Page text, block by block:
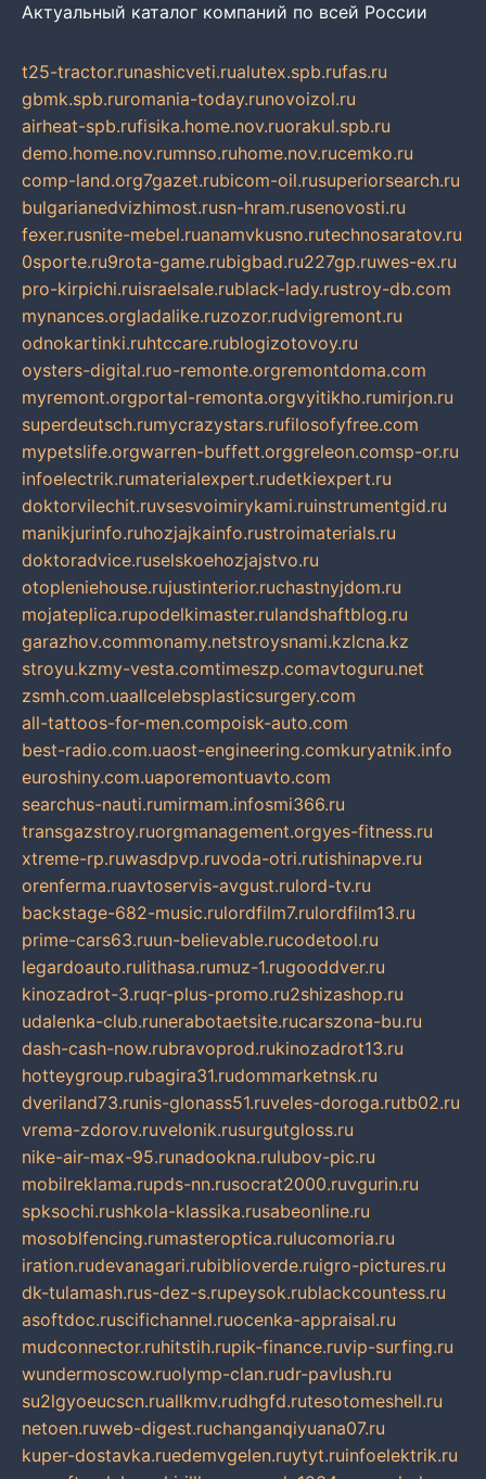
Актуальный каталог компаний по всей России
t25-tractor.runashicveti.rualutex.spb.rufas.ru
gbmk.spb.ruromania-today.runovoizol.ru
airheat-spb.rufisika.home.nov.ruorakul.spb.ru
demo.home.nov.rumnso.ruhome.nov.rucemko.ru
comp-land.org7gazet.rubicom-oil.rusuperiorsearch.ru
bulgarianedvizhimost.rusn-hram.rusenovosti.ru
fexer.rusnite-mebel.ruanamvkusno.rutechnosaratov.ru
0sporte.ru9rota-game.rubigbad.ru227gp.ruwes-ex.ru
pro-kirpichi.ruisraelsale.rublack-lady.rustroy-db.com
mynances.orgladalike.ruzozor.rudvigremont.ru
odnokartinki.ruhtccare.rublogizotovoy.ru
oysters-digital.ruo-remonte.orgremontdoma.com
myremont.orgportal-remonta.orgvyitikho.rumirjon.ru
superdeutsch.rumycrazystars.rufilosofyfree.com
mypetslife.orgwarren-buffett.orggreleon.comsp-or.ru
infoelectrik.rumaterialexpert.rudetkiexpert.ru
doktorvilechit.ruvsesvoimirykami.ruinstrumentgid.ru
manikjurinfo.ruhozjajkainfo.rustroimaterials.ru
doktoradvice.ruselskoehozjajstvo.ru
otopleniehouse.rujustinterior.ruchastnyjdom.ru
mojateplica.rupodelkimaster.rulandshaftblog.ru
garazhov.commonamy.netstroysnami.kzlcna.kz
stroyu.kzmy-vesta.comtimeszp.comavtoguru.net
zsmh.com.uaallcelebsplasticsurgery.com
all-tattoos-for-men.compoisk-auto.com
best-radio.com.uaost-engineering.comkuryatnik.info
euroshiny.com.uaporemontuavto.com
searchus-nauti.rumirmam.infosmi366.ru
transgazstroy.ruorgmanagement.orgyes-fitness.ru
xtreme-rp.ruwasdpvp.ruvoda-otri.rutishinapve.ru
orenferma.ruavtoservis-avgust.rulord-tv.ru
backstage-682-music.rulordfilm7.rulordfilm13.ru
prime-cars63.ruun-believable.rucodetool.ru
legardoauto.rulithasa.rumuz-1.rugooddver.ru
kinozadrot-3.ruqr-plus-promo.ru2shizashop.ru
udalenka-club.runerabotaetsite.rucarszona-bu.ru
dash-cash-now.rubravoprod.rukinozadrot13.ru
hotteygroup.rubagira31.rudommarketnsk.ru
dveriland73.runis-glonass51.ruveles-doroga.rutb02.ru
vrema-zdorov.ruvelonik.rusurgutgloss.ru
nike-air-max-95.runadookna.rulubov-pic.ru
mobilreklama.rupds-nn.rusocrat2000.ruvgurin.ru
spksochi.rushkola-klassika.rusabeonline.ru
mosoblfencing.rumasteroptica.rulucomoria.ru
iration.rudevanagari.rubiblioverde.ruigro-pictures.ru
dk-tulamash.rus-dez-s.rupeysok.rublackcountess.ru
asoftdoc.ruscifichannel.ruocenka-appraisal.ru
mudconnector.ruhitstih.rupik-finance.ruvip-surfing.ru
wundermoscow.ruolymp-clan.rudr-pavlush.ru
su2lgyoeucscn.ruallkmv.rudhgfd.rutesotomeshell.ru
netoen.ruweb-digest.ruchanganqiyuana07.ru
kuper-dostavka.ruedemvgelen.ruytyt.ruinfoelektrik.ru